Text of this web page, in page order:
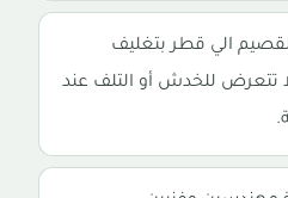
الي قطر بتغليف
تتعرض للخدش أو التلف عند